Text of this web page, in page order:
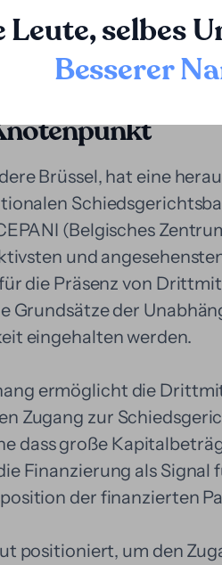
Leute, selbes
Besserer
Brüssel, hat eine
(Belgisches
und
die Präsenz von
Grundsätze der
eingehalten werden.
ermöglicht die
Zugang zur
dass große
Finanzierung als Signal
der finanzierten
positioniert, um den